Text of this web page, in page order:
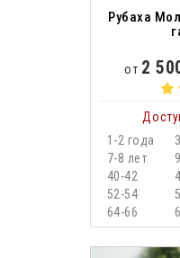
Рубаха
от 2
1-2 года
7-8 лет
40-42
52-54
64-66